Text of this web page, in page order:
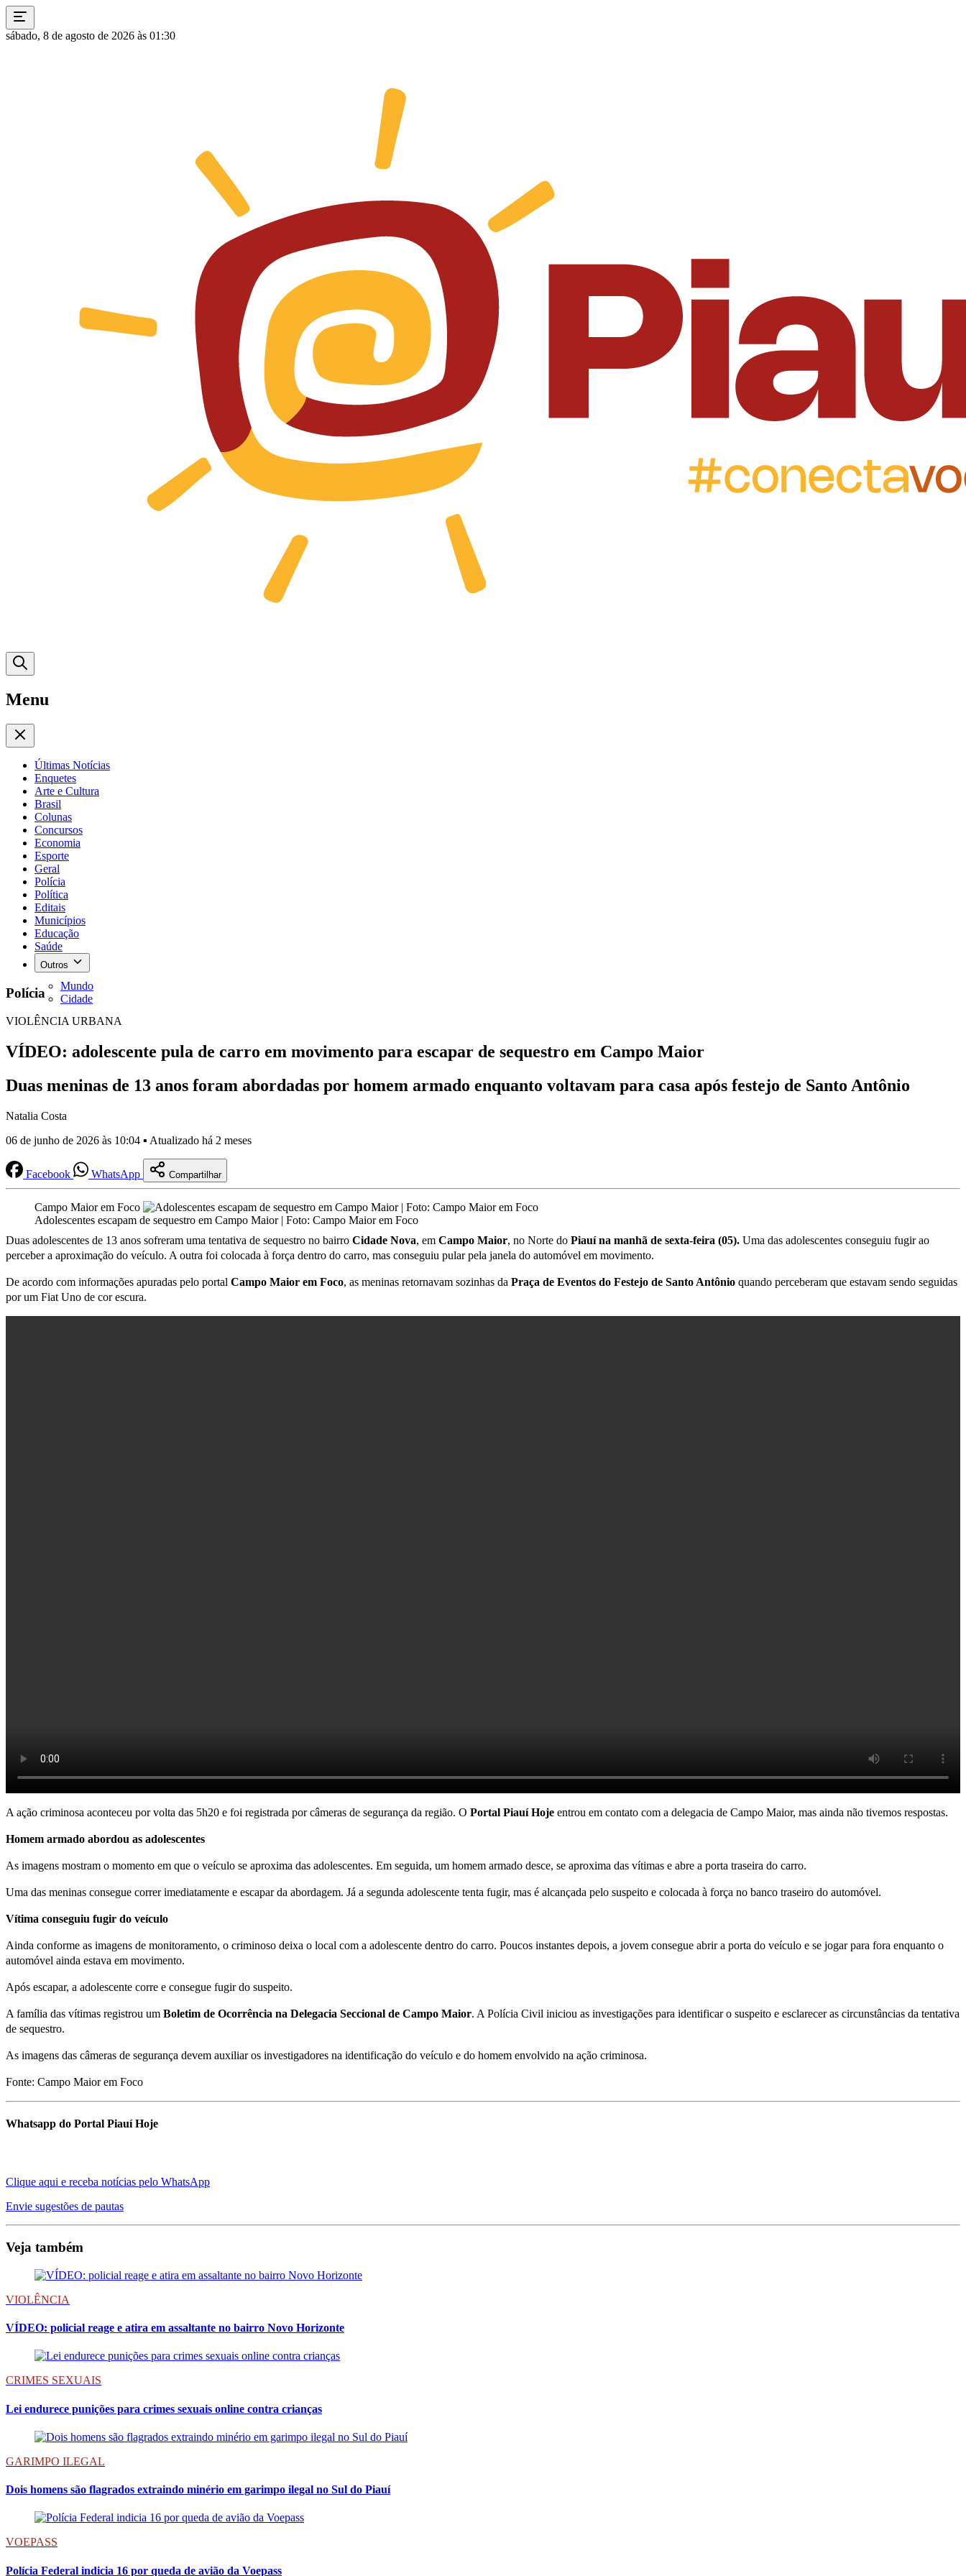
sábado, 8 de agosto de 2026 às 01:30
Menu
Últimas Notícias
Enquetes
Arte e Cultura
Brasil
Colunas
Concursos
Economia
Esporte
Geral
Polícia
Política
Editais
Municípios
Educação
Saúde
Outros
Mundo
Cidade
Polícia
VIOLÊNCIA URBANA
VÍDEO: adolescente pula de carro em movimento para escapar de sequestro em Campo Maior
Duas meninas de 13 anos foram abordadas por homem armado enquanto voltavam para casa após festejo de Santo Antônio
Natalia Costa
06 de junho de 2026 às 10:04 ▪ Atualizado há 2 meses
Facebook WhatsApp Compartilhar
Campo Maior em Foco
Adolescentes escapam de sequestro em Campo Maior | Foto: Campo Maior em Foco
Duas adolescentes de 13 anos sofreram uma tentativa de sequestro no bairro Cidade Nova, em Campo Maior, no Norte do Piauí na manhã de sexta-feira (05). Uma das adolescentes conseguiu fugir ao
perceber a aproximação do veículo. A outra foi colocada à força dentro do carro, mas conseguiu pular pela janela do automóvel em movimento.
De acordo com informações apuradas pelo portal Campo Maior em Foco, as meninas retornavam sozinhas da Praça de Eventos do Festejo de Santo Antônio quando perceberam que estavam sendo seguidas
por um Fiat Uno de cor escura.
A ação criminosa aconteceu por volta das 5h20 e foi registrada por câmeras de segurança da região. O Portal Piauí Hoje entrou em contato com a delegacia de Campo Maior, mas ainda não tivemos respostas.
Homem armado abordou as adolescentes
As imagens mostram o momento em que o veículo se aproxima das adolescentes. Em seguida, um homem armado desce, se aproxima das vítimas e abre a porta traseira do carro.
Uma das meninas consegue correr imediatamente e escapar da abordagem. Já a segunda adolescente tenta fugir, mas é alcançada pelo suspeito e colocada à força no banco traseiro do automóvel.
Vítima conseguiu fugir do veículo
Ainda conforme as imagens de monitoramento, o criminoso deixa o local com a adolescente dentro do carro. Poucos instantes depois, a jovem consegue abrir a porta do veículo e se jogar para fora enquanto o
automóvel ainda estava em movimento.
Após escapar, a adolescente corre e consegue fugir do suspeito.
A família das vítimas registrou um Boletim de Ocorrência na Delegacia Seccional de Campo Maior. A Polícia Civil iniciou as investigações para identificar o suspeito e esclarecer as circunstâncias da tentativa
de sequestro.
As imagens das câmeras de segurança devem auxiliar os investigadores na identificação do veículo e do homem envolvido na ação criminosa.
Fonte: Campo Maior em Foco
Whatsapp do Portal Piauí Hoje
Clique aqui e receba notícias pelo WhatsApp
Envie sugestões de pautas
Veja também
VIOLÊNCIA
VÍDEO: policial reage e atira em assaltante no bairro Novo Horizonte
CRIMES SEXUAIS
Lei endurece punições para crimes sexuais online contra crianças
GARIMPO ILEGAL
Dois homens são flagrados extraindo minério em garimpo ilegal no Sul do Piauí
VOEPASS
Polícia Federal indicia 16 por queda de avião da Voepass